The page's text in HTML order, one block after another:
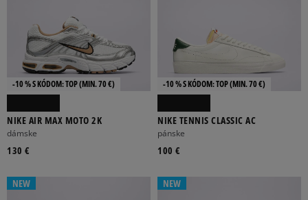
-10 % S KÓDOM: TOP (MIN. 70 €)
NIKE AIR MAX MOTO 2K
dámske
130 €
-10 % S KÓDOM: TOP (MIN. 70 €)
NIKE TENNIS CLASSIC AC
pánske
100 €
NEW NEW